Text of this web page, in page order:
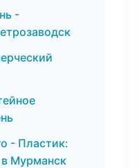
-
- Пластик:
Мурманск